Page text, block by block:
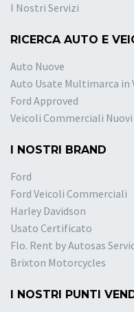
I Nostri Servizi
RICERCA AUTO E
Auto Nuove
Auto Usate Multimarca in
Ford Approved
Veicoli Commerciali Nuovi
I NOSTRI BRAND
Ford
Ford Veicoli Commerciali
Harley Davidson
Usato Certificato
Flo. Rent by Autosas
Brixton Motorcycles
I NOSTRI PUNTI